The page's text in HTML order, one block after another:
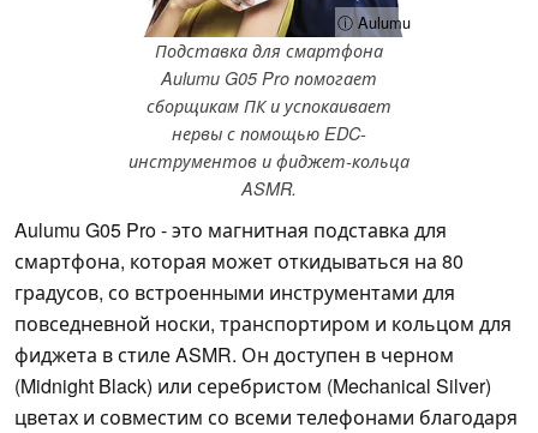
ⓘ Aulumu
Подставка для смартфона
Aulumu G05 Pro помогает
сборщикам ПК и успокаивает
нервы с помощью EDC-
инструментов и фиджет-кольца
ASMR.
Aulumu G05 Pro - это магнитная подставка для
смартфона, которая может откидываться на 80
градусов, со встроенными инструментами для
повседневной носки, транспортиром и кольцом для
фиджета в стиле ASMR. Он доступен в черном
(Midnight Black) или серебристом (Mechanical Silver)
цветах и совместим со всеми телефонами благодаря